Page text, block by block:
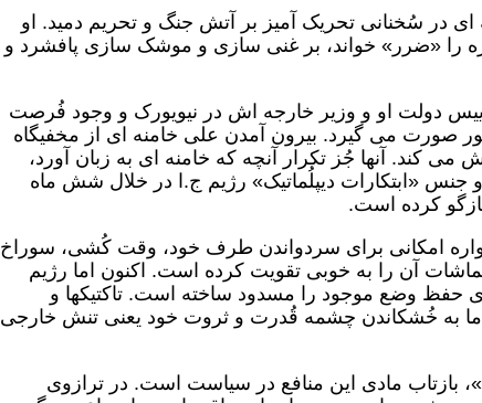
در سُخنانی تحریک آمیز بر آتش جنگ و تحریم دمید. او
را «ضرر» خواند، بر غنی سازی و موشک سازی پافشرد و
دولت او و وزیر خارجه اش در نیویورک و وجود فُرصت
صورت می گیرد. بیرون آمدن علی خامنه ای از مخفیگاه
کند. آنها جُز تکرار آنچه که خامنه ای به زبان آورد،
جنس «ابتکارات دیپلُماتیک» رژیم ج.ا در خلال شش ماه
کرده است.
امکانی برای سردواندن طرف خود، وقت کُشی، سوراخ
آن را به خوبی تقویت کرده است. اکنون اما رژیم
حفظ وضع موجود را مسدود ساخته است. تاکتیکها و
به خُشکاندن چشمه قُدرت و ثروت خود یعنی تنش خارجی
بازتاب مادی این منافع در سیاست است. در ترازوی